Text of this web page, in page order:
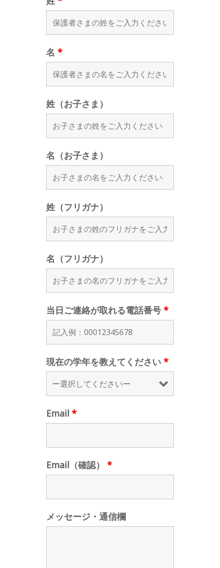
名 *
姓（お子さま）
名（お子さま）
姓（フリガナ）
名（フリガナ）
当日ご連絡が取れる電話番号 *
現在の学年を教えてください *
Email *
Email（確認） *
メッセージ・通信欄